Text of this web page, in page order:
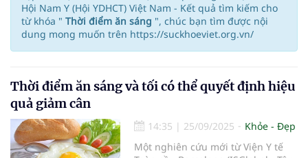
Hội Nam Y (Hội YDHCT) Việt Nam - Kết quả tìm kiếm cho
từ khóa " Thời điểm ăn sáng ", chúc bạn tìm được nội
dung mong muốn trên https://suckhoeviet.org.vn/
Thời điểm ăn sáng và tối có thể quyết định hiệu
quả giảm cân
14:35 | 25/09/2025
Khỏe - Đẹp
Một nghiên cứu mới từ Viện Y tế